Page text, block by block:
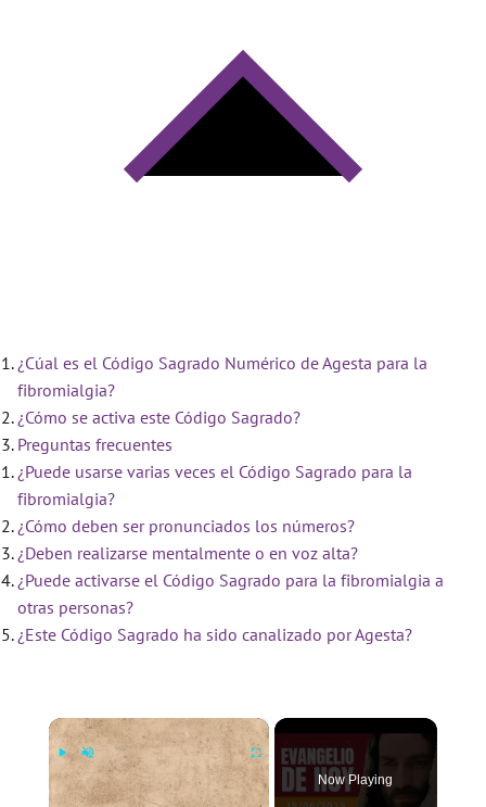
¿Cúal es el Código Sagrado Numérico de Agesta para la
fibromialgia?
¿Cómo se activa este Código Sagrado?
Preguntas frecuentes
¿Puede usarse varias veces el Código Sagrado para la
fibromialgia?
¿Cómo deben ser pronunciados los números?
¿Deben realizarse mentalmente o en voz alta?
¿Puede activarse el Código Sagrado para la fibromialgia a
otras personas?
¿Este Código Sagrado ha sido canalizado por Agesta?
×
Now Playing